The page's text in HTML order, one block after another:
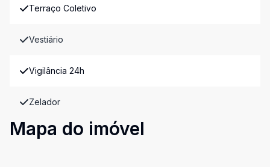
Terraço Coletivo
Vestiário
Vigilância 24h
Zelador
Mapa do imóvel